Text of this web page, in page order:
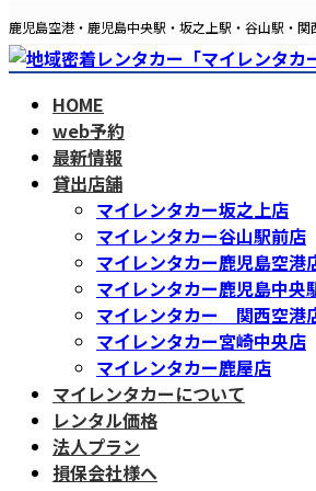
ン
テ
ビ
ゲ
鹿児島空港・鹿児島中央駅・坂之上駅・谷山駅・
HOME
web予約
最新情報
貸出店舗
マイレンタカー坂之上店
マイレンタカー谷山駅前店
マイレンタカー鹿児島空港
マイレンタカー鹿児島中央
マイレンタカー 関西空港
マイレンタカー宮崎中央店
マイレンタカー鹿屋店
マイレンタカーについて
レンタル価格
法人プラン
損保会社様へ